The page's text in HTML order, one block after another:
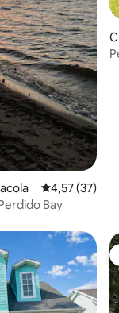
Průměrné
4,57 (37)
Bay